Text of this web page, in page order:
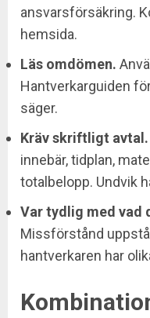
ansvarsförsäkring.
hemsida.
Läs omdömen.
Hantverkarguiden
säger.
Kräv skriftligt avtal.
innebär, tidplan,
totalbelopp. Undvik
Var tydlig med vad
Missförstånd
hantverkaren har